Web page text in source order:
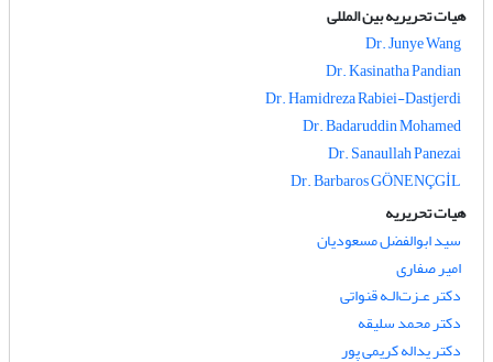
هیات تحریریه بین المللی
Dr. Junye Wang
Dr. Kasinatha Pandian
Dr. Hamidreza Rabiei-Dastjerdi
Dr. Badaruddin Mohamed
Dr. Sanaullah Panezai
Dr. Barbaros GÖNENÇGİL
هیات تحریریه
سید ابوالفضل مسعودیان
امیر صفاری
دکتر عـزت‌الـه قنواتی
دکتر محمد سلیقه
دکتر یداله کریمی پور